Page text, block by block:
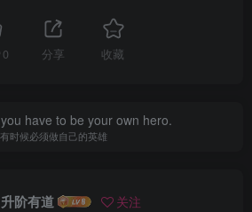
0 分享 收藏
have to be your own hero.
有时候必须做自己的英雄
升阶有道 关注